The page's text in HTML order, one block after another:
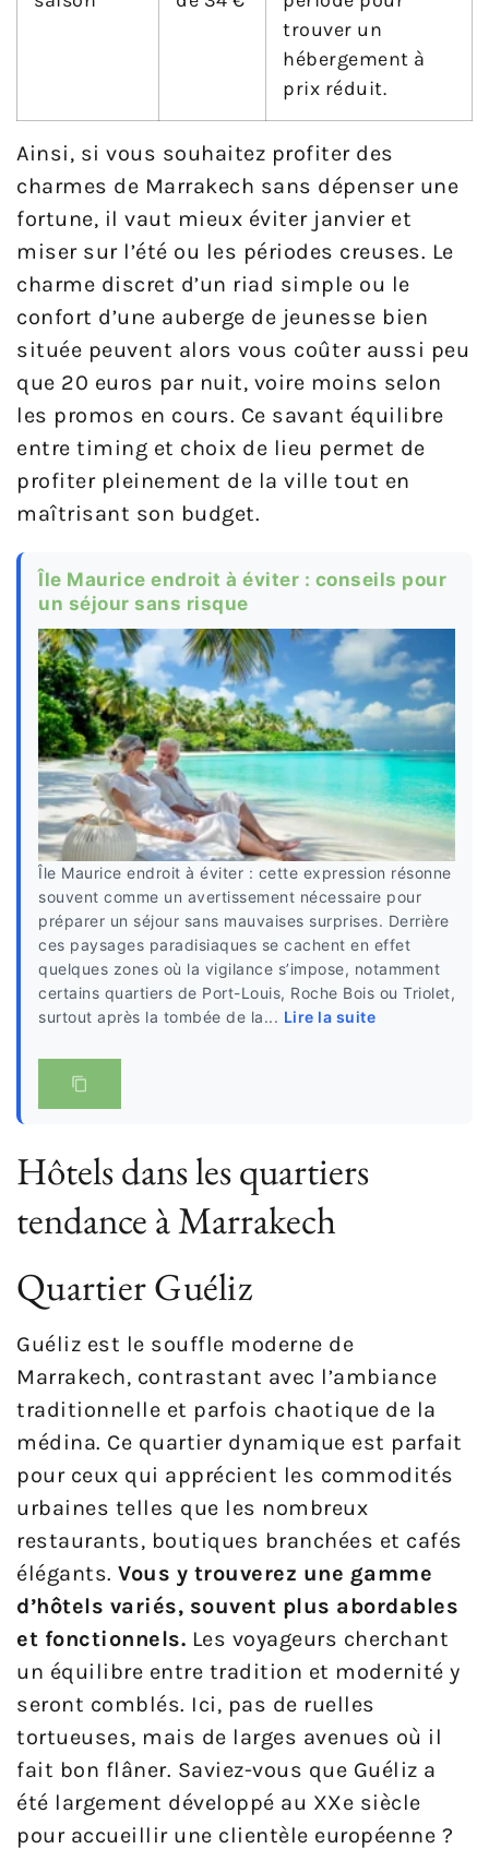
trouver un
hébergement à
prix réduit.
Ainsi, si vous souhaitez profiter des
charmes de Marrakech sans dépenser une
fortune, il vaut mieux éviter janvier et
miser sur l’été ou les périodes creuses. Le
charme discret d’un riad simple ou le
confort d’une auberge de jeunesse bien
située peuvent alors vous coûter aussi peu
que 20 euros par nuit, voire moins selon
les promos en cours. Ce savant équilibre
entre timing et choix de lieu permet de
profiter pleinement de la ville tout en
maîtrisant son budget.
Île Maurice endroit à éviter : conseils pour
un séjour sans risque
Île Maurice endroit à éviter : cette expression résonne
souvent comme un avertissement nécessaire pour
préparer un séjour sans mauvaises surprises. Derrière
ces paysages paradisiaques se cachent en effet
quelques zones où la vigilance s’impose, notamment
certains quartiers de Port-Louis, Roche Bois ou Triolet,
surtout après la tombée de la... Lire la suite
Hôtels dans les quartiers
tendance à Marrakech
Quartier Guéliz
Guéliz est le souffle moderne de
Marrakech, contrastant avec l’ambiance
traditionnelle et parfois chaotique de la
médina. Ce quartier dynamique est parfait
pour ceux qui apprécient les commodités
urbaines telles que les nombreux
restaurants, boutiques branchées et cafés
élégants. Vous y trouverez une gamme
d’hôtels variés, souvent plus abordables
et fonctionnels. Les voyageurs cherchant
un équilibre entre tradition et modernité y
seront comblés. Ici, pas de ruelles
tortueuses, mais de larges avenues où il
fait bon flâner. Saviez-vous que Guéliz a
été largement développé au XXe siècle
pour accueillir une clientèle européenne ?